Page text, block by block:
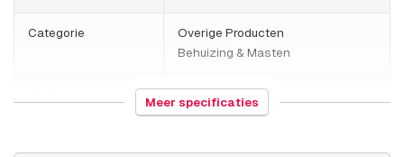
AXIS Door Switch A
Categorie
Overige Producten
Behuizing & Masten
853710
Meer specificaties